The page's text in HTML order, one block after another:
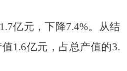
亿元，下降7.4%。从结
值1.6亿元，占总产值的3.